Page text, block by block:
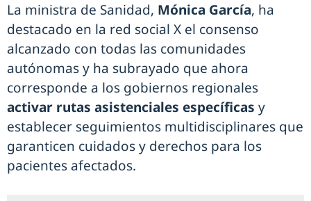
La ministra de Sanidad, Mónica García, ha
destacado en la red social X el consenso
alcanzado con todas las comunidades
autónomas y ha subrayado que ahora
corresponde a los gobiernos regionales
activar rutas asistenciales específicas y
establecer seguimientos multidisciplinares que
garanticen cuidados y derechos para los
pacientes afectados.